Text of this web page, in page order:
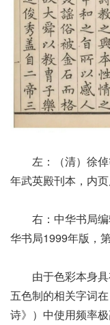
左：（清）徐倬
年武英殿刊本，内页
右：中华书局编
华书局1999年版，
由于色彩本身具
五色制的相关字词
诗》）中使用频率